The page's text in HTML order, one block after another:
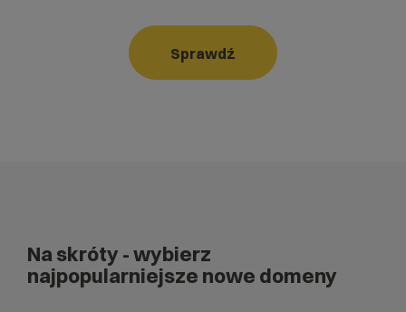
Sprawdź
Na skróty - wybierz
najpopularniejsze nowe domeny